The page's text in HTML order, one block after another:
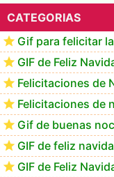
Los mejores GIF
CATEGORIAS
Gif para felicitar
GIF de Feliz
Felicitaciones de
Felicitaciones de
Gif de buenas
GIF de feliz
GIF de Feliz